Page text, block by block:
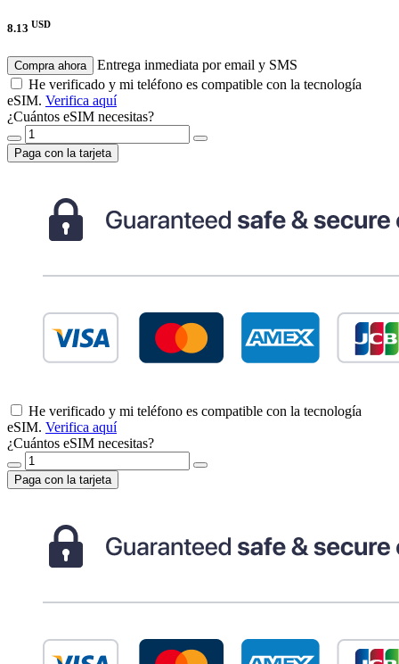
8.13 USD
Compra ahora
Entrega inmediata por email y SMS
He verificado y mi teléfono es compatible con la tecnología
eSIM. Verifica aquí
¿Cuántos eSIM necesitas?
Paga con la tarjeta
He verificado y mi teléfono es compatible con la tecnología
eSIM. Verifica aquí
¿Cuántos eSIM necesitas?
Paga con la tarjeta